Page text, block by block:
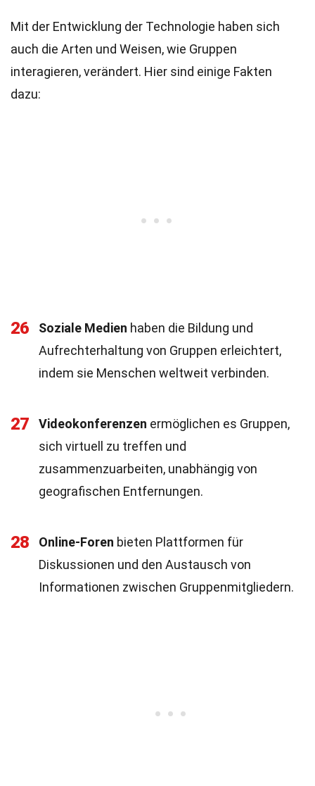
Mit der Entwicklung der Technologie haben sich
auch die Arten und Weisen, wie Gruppen
interagieren, verändert. Hier sind einige Fakten
dazu:
26 Soziale Medien haben die Bildung und
Aufrechterhaltung von Gruppen erleichtert,
indem sie Menschen weltweit verbinden.
27 Videokonferenzen ermöglichen es Gruppen,
sich virtuell zu treffen und
zusammenzuarbeiten, unabhängig von
geografischen Entfernungen.
28 Online-Foren bieten Plattformen für
Diskussionen und den Austausch von
Informationen zwischen Gruppenmitgliedern.